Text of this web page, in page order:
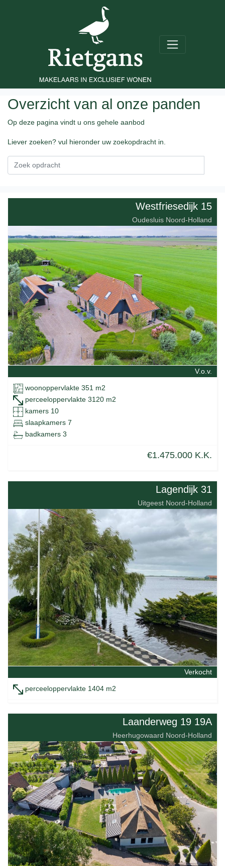
Overzicht van al onze panden
Op deze pagina vindt u ons gehele aanbod
Liever zoeken? vul hieronder uw zoekopdracht in.
Westfriesedijk 15
Oudesluis Noord-Holland
V.o.v.
woonoppervlakte 351 m2
perceeloppervlakte 3120 m2
kamers 10
slaapkamers 7
badkamers 3
€1.475.000 K.K.
Lagendijk 31
Uitgeest Noord-Holland
Verkocht
perceeloppervlakte 1404 m2
Laanderweg 19 19A
Heerhugowaard Noord-Holland